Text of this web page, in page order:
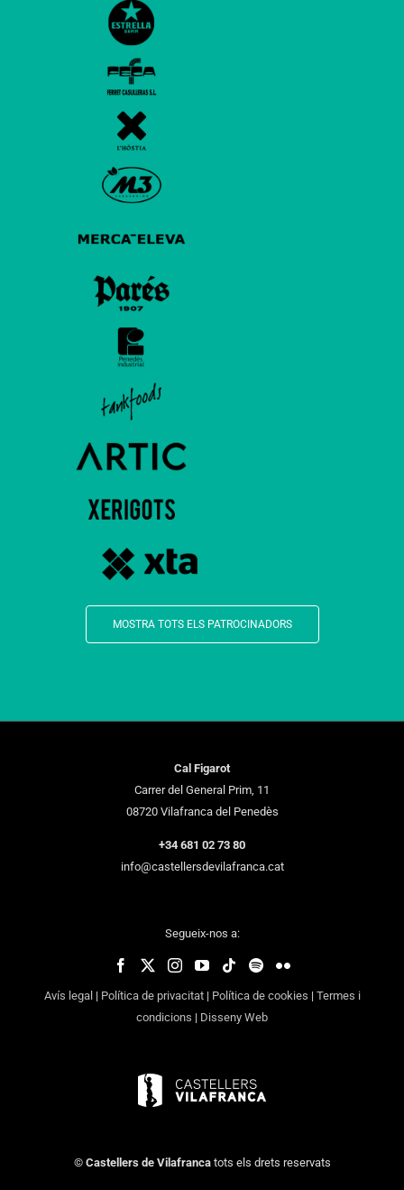
MOSTRA TOTS ELS PATROCINADORS
Cal Figarot
Carrer del General Prim, 11
08720 Vilafranca del Penedès
+34 681 02 73 80
info@castellersdevilafranca.cat
Segueix-nos a:
Avís legal | Política de privacitat| Política de cookies | Termes i
condicions | Disseny Web
© Castellers de Vilafrancatots els drets reservats